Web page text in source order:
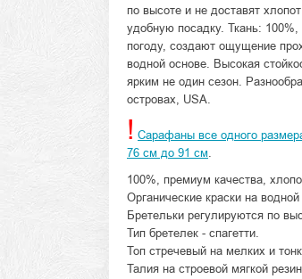
по высоте и не доставят
удобную посадку. Ткань:
погоду, создают ощущение
водной основе. Высокая
ярким не один сезон.
островах, USA.
! Сарафаны все одного
76 см до 91 см.
100%, премиум качества,
Органические краски на
Бретельки регулируются по
Тип бретелек - спагетти.
Топ стречевый на мелких и
Талия на строевой мягкой